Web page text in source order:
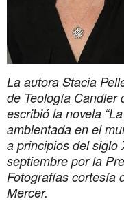
La autora Stacia
de Teología Candler
escribió la novela
ambientada en el
a principios del siglo
septiembre por la
Fotografías cortesía
Mercer.